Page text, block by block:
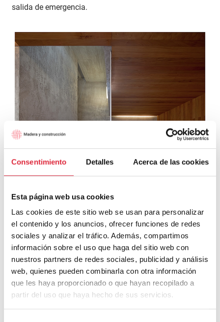
Consentimiento Detalles Acerca de las cookies
Esta página web usa cookies
Las cookies de este sitio web se usan para personalizar
el contenido y los anuncios, ofrecer funciones de redes
sociales y analizar el tráfico. Además, compartimos
información sobre el uso que haga del sitio web con
nuestros partners de redes sociales, publicidad y análisis
web, quienes pueden combinarla con otra información
que les haya proporcionado o que hayan recopilado a
partir del uso que haya hecho de sus servicios.
salida de emergencia.
Imagen 5. Viviendas en la calle Descalzos, Pamplona.
Pereda Pérez arquitectos. Autor: Pedro Pegenaute